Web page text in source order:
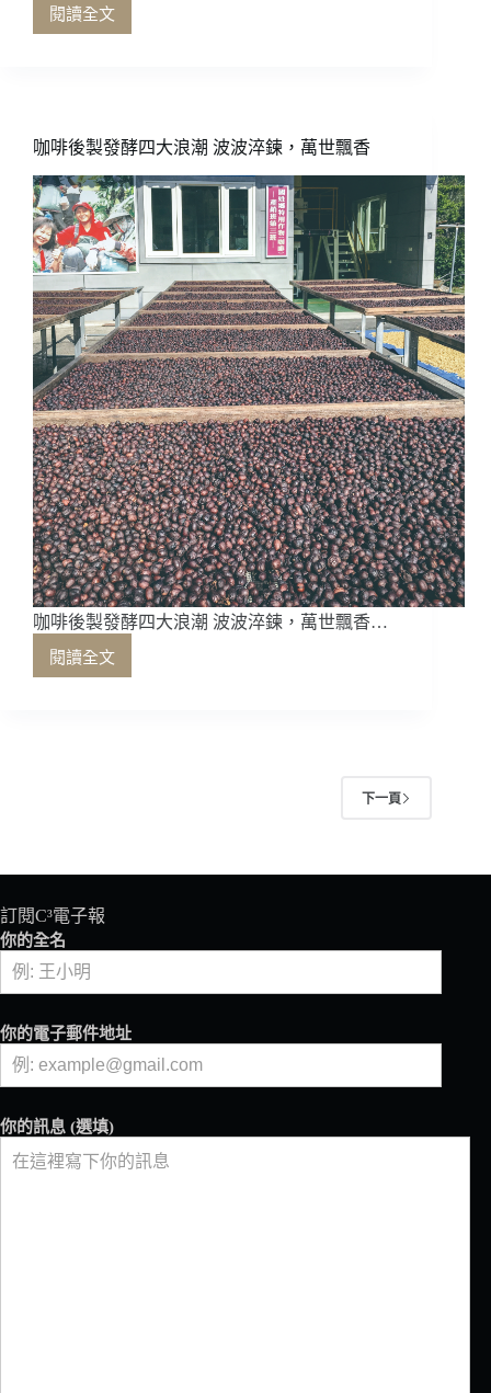
閱讀全文
後
帶
來
的
風
味
萬
象
Tri-
Up
Coffee
的
產
地
觀
察
咖啡後製發酵四大浪潮 波波淬鍊，萬世飄香
咖啡後製發酵四大浪潮 波波淬鍊，萬世飄香…
閱讀全文
咖
潮
波
鍊，
萬
飄
香
下一頁
訂閱C³電子報
你的全名
你的電子郵件地址
你的訊息 (選填)